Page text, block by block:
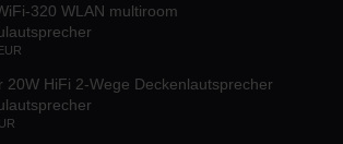
320 WLAN multiroom
20W HiFi 2-Wege Deckenlautsprecher